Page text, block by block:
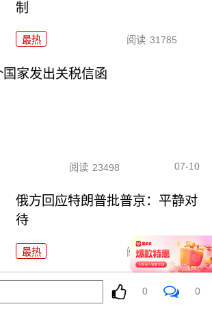
制
最热 阅读 31785
家发出关税信函
阅读 23498 07-10
俄方回应特朗普批普京：平静对
待
最热 阅读 25404
开征50%铜关税 美制造商忧成本飙
0 0